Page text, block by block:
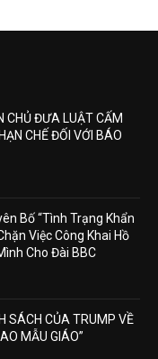
CHỦ ĐƯA LUẬT CẤM
CHẾ ĐỐI VỚI BÁO
Bố “Tình Trạng Khẩn
Việc Công Khai Hồ
Cho Đài BBC
SÁCH CỦA TRUMP VỀ
MẪU GIÁO”